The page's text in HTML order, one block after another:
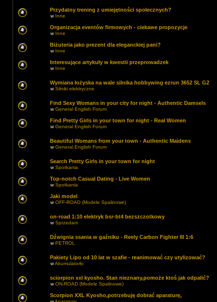
Przydatny trening z umiejętności społecznych?
w Inne
Organizacja eventów firmowych - ciekawe propozycje
w Inne
Biżuteria jako prezent dla eleganckiej pani?
w Inne
Interesujące artykuły w kwestii przeprowadzek
w Inne
Wymiana łożyska na wale silnika hobbywing ezrun 3652 SL G2
wSilniki elektryczne
Find Sexy Womans in your city for night - Authentic Damsels
wGeneral English Forum
Find Pretty Girls in your town for night - Real Women
wGeneral English Forum
Beautiful Womans from your town - Authentic Maidens
wGeneral English Forum
Search Pretty Girls in your town for night
wSpotkania
Top-notch Сasual Dating - Live Women
wSpotkania
Jaki model
wOFF-ROAD (Modele Spalinowe)
on-road 1:10 elektryk bsr-bt4 bezszczotkowy
wSprzedam
Dźwignia ssania w gaźniku - Reely Carbon Fighter III 1:6
wPETROL
Pakiety Lipo od 10 lat w szafie - reanimować czy utylizować?
wAkumulatorki
sciorpion xxl kyosho. Stan nieznany,pomoże ktoś jak odpalić?
wON-ROAD (Modele Spalinowe)
Scorpion XXL Kyosho,potrzebuję dobrać aparaturę,